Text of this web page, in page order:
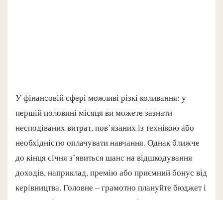
У фінансовій сфері можливі різкі коливання: у
першій половині місяця ви можете зазнати
несподіваних витрат, пов’язаних із технікою або
необхідністю оплачувати навчання. Однак ближче
до кінця січня з’явиться шанс на відшкодування
доходів, наприклад, премію або приємний бонус від
керівництва. Головне – грамотно плануйте бюджет і